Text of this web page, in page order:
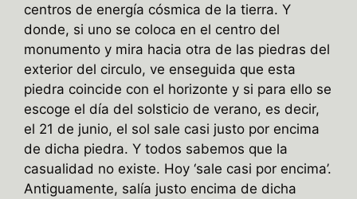
centros de energía cósmica de la tierra. Y
donde, si uno se coloca en el centro del
monumento y mira hacia otra de las piedras del
exterior del circulo, ve enseguida que esta
piedra coincide con el horizonte y si para ello se
escoge el día del solsticio de verano, es decir,
el 21 de junio, el sol sale casi justo por encima
de dicha piedra. Y todos sabemos que la
casualidad no existe. Hoy ‘sale casi por encima’.
Antiguamente, salía justo encima de dicha